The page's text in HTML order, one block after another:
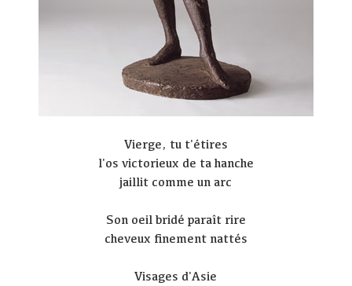
Vierge, tu t'étires
l'os victorieux de ta hanche
jaillit comme un arc
Son oeil bridé paraît rire
cheveux finement nattés
Visages d'Asie